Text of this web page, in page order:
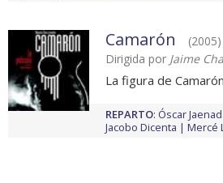
Camarón
Dirigida por Jaime
La figura de
REPARTO: Óscar
Jacobo Dicenta
Mercé